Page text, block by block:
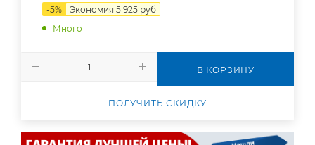
-5% Экономия 5 925 руб
Много
В КОРЗИНУ
ПОЛУЧИТЬ СКИДКУ